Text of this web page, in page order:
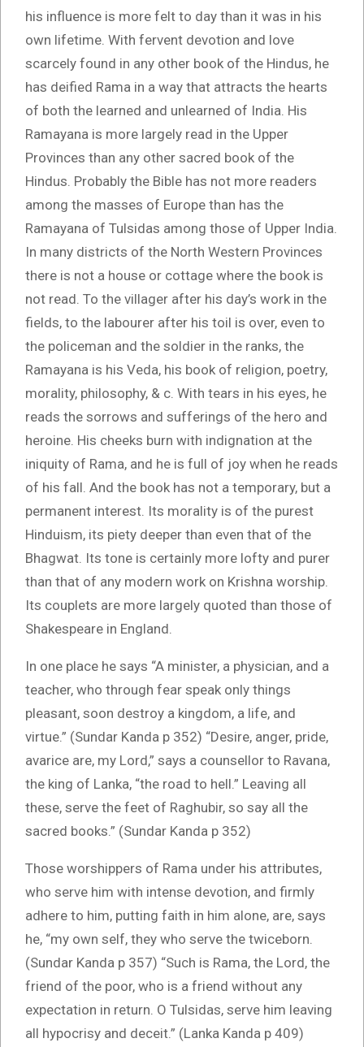
his influence is more felt to day than it was in his
own lifetime. With fervent devotion and love
scarcely found in any other book of the Hindus, he
has deified Rama in a way that attracts the hearts
of both the learned and unlearned of India. His
Ramayana is more largely read in the Upper
Provinces than any other sacred book of the
Hindus. Probably the Bible has not more readers
among the masses of Europe than has the
Ramayana of Tulsidas among those of Upper India.
In many districts of the North Western Provinces
there is not a house or cottage where the book is
not read. To the villager after his day’s work in the
fields, to the labourer after his toil is over, even to
the policeman and the soldier in the ranks, the
Ramayana is his Veda, his book of religion, poetry,
morality, philosophy, & c. With tears in his eyes, he
reads the sorrows and sufferings of the hero and
heroine. His cheeks burn with indignation at the
iniquity of Rama, and he is full of joy when he reads
of his fall. And the book has not a temporary, but a
permanent interest. Its morality is of the purest
Hinduism, its piety deeper than even that of the
Bhagwat. Its tone is certainly more lofty and purer
than that of any modern work on Krishna worship.
Its couplets are more largely quoted than those of
Shakespeare in England.
In one place he says “A minister, a physician, and a
teacher, who through fear speak only things
pleasant, soon destroy a kingdom, a life, and
virtue.” (Sundar Kanda p 352) “Desire, anger, pride,
avarice are, my Lord,” says a counsellor to Ravana,
the king of Lanka, “the road to hell.” Leaving all
these, serve the feet of Raghubir, so say all the
sacred books.” (Sundar Kanda p 352)
Those worshippers of Rama under his attributes,
who serve him with intense devotion, and firmly
adhere to him, putting faith in him alone, are, says
he, “my own self, they who serve the twiceborn.
(Sundar Kanda p 357) “Such is Rama, the Lord, the
friend of the poor, who is a friend without any
expectation in return. O Tulsidas, serve him leaving
all hypocrisy and deceit.” (Lanka Kanda p 409)